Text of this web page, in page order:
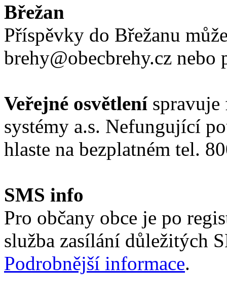
Břežan
Příspěvky do Břežanu
brehy@obecbrehy.cz nebo
Veřejné osvětleníspravuje
systémy a.s. Nefungující
hlaste na bezplatném tel.
SMS info
Pro občany obce je po
služba zasílání důležitých
Podrobnější informace.